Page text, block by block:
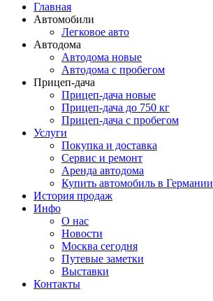
Главная
Автомобили
Легковое авто
Автодома
Автодома новые
Автодома с пробегом
Прицеп-дача
Прицеп-дача новые
Прицеп-дача до 750 кг
Прицеп-дача с пробегом
Услуги
Покупка и доставка
Сервис и ремонт
Аренда автодома
Купить автомобиль в Германии
История продаж
Инфо
О нас
Новости
Москва сегодня
Путевые заметки
Выставки
Контакты